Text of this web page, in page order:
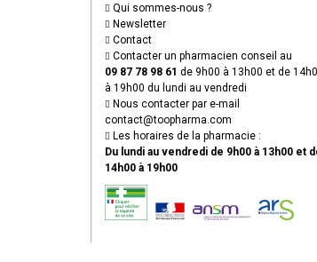
Qui sommes-nous ?
Newsletter
Contact
Contacter un pharmacien conseil au
09 87 78 98 61 de 9h00 à 13h00 et de
à 19h00 du lundi au vendredi
Nous contacter par e-mail
contact@toopharma.com
Les horaires de la pharmacie :
Du lundi au vendredi de 9h00 à 13h00 et
14h00 à 19h00